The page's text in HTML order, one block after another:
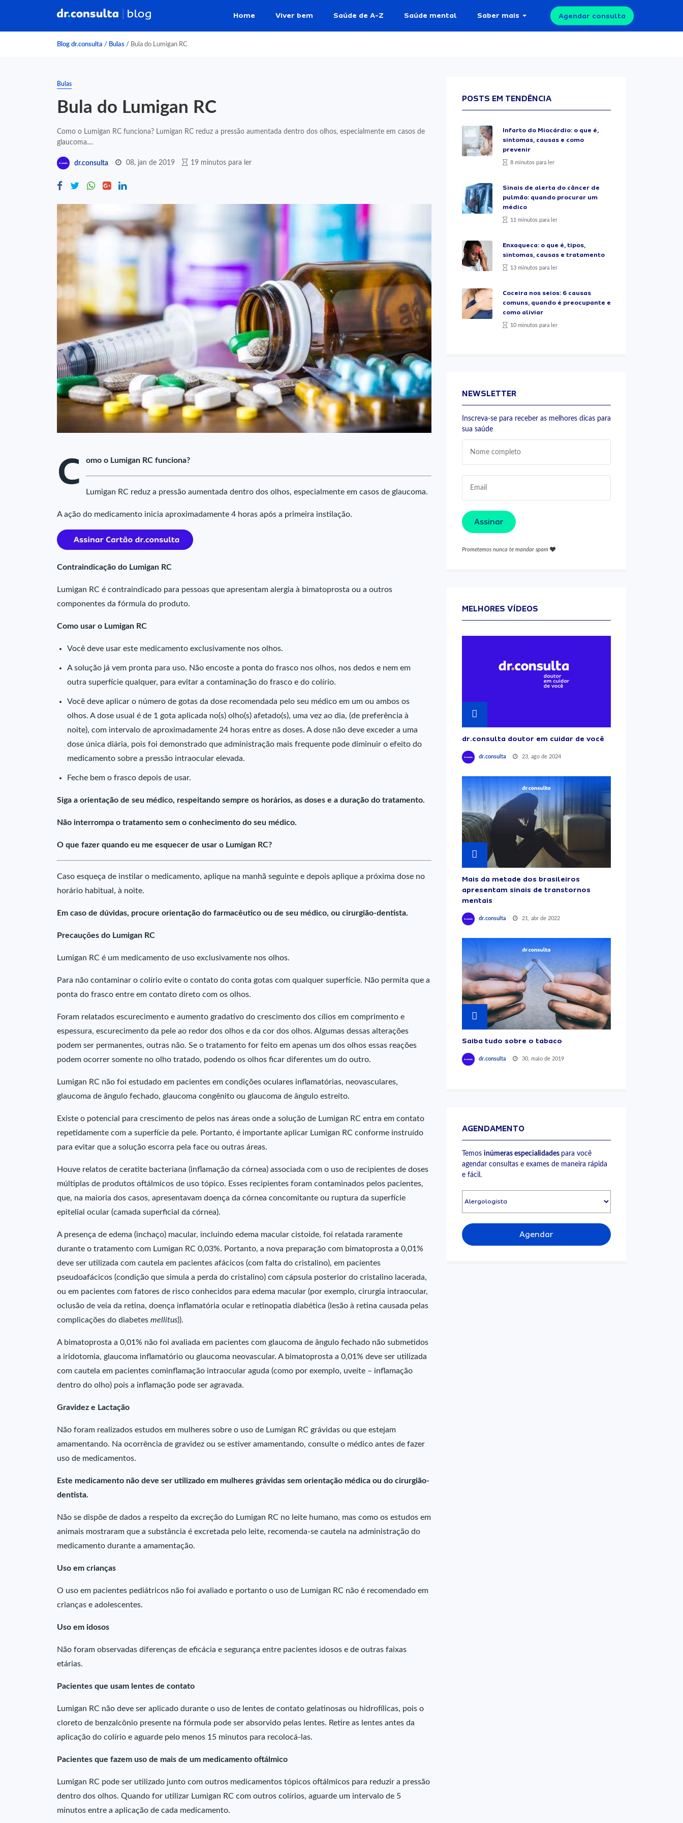
Home Viver bem Saúde de A-Z Saúde mental Saber mais Agendar consulta
Blog dr.consulta / Bulas / Bula do Lumigan RC
Bulas
Bula do Lumigan RC
Como o Lumigan RC funciona? Lumigan RC reduz a pressão aumentada dentro dos olhos, especialmente em casos de
glaucoma....
dr.consulta 08, jan de 2019 19 minutos para ler
C omo o Lumigan RC funciona?
Lumigan RC reduz a pressão aumentada dentro dos olhos, especialmente em casos de glaucoma.
A ação do medicamento inicia aproximadamente 4 horas após a primeira instilação.
Contraindicação do Lumigan RC
Lumigan RC é contraindicado para pessoas que apresentam alergia à bimatoprosta ou a outros
componentes da fórmula do produto.
Como usar o Lumigan RC
Você deve usar este medicamento exclusivamente nos olhos.
A solução já vem pronta para uso. Não encoste a ponta do frasco nos olhos, nos dedos e nem em
outra superfície qualquer, para evitar a contaminação do frasco e do colírio.
Você deve aplicar o número de gotas da dose recomendada pelo seu médico em um ou ambos os
olhos. A dose usual é de 1 gota aplicada no(s) olho(s) afetado(s), uma vez ao dia, (de preferência à
noite), com intervalo de aproximadamente 24 horas entre as doses. A dose não deve exceder a uma
dose única diária, pois foi demonstrado que administração mais frequente pode diminuir o efeito do
medicamento sobre a pressão intraocular elevada.
Feche bem o frasco depois de usar.
Siga a orientação de seu médico, respeitando sempre os horários, as doses e a duração do tratamento.
Não interrompa o tratamento sem o conhecimento do seu médico.
O que fazer quando eu me esquecer de usar o Lumigan RC?
Caso esqueça de instilar o medicamento, aplique na manhã seguinte e depois aplique a próxima dose no
horário habitual, à noite.
Em caso de dúvidas, procure orientação do farmacêutico ou de seu médico, ou cirurgião-dentista.
Precauções do Lumigan RC
Lumigan RC é um medicamento de uso exclusivamente nos olhos.
Para não contaminar o colírio evite o contato do conta gotas com qualquer superfície. Não permita que a
ponta do frasco entre em contato direto com os olhos.
Foram relatados escurecimento e aumento gradativo do crescimento dos cílios em comprimento e
espessura, escurecimento da pele ao redor dos olhos e da cor dos olhos. Algumas dessas alterações
podem ser permanentes, outras não. Se o tratamento for feito em apenas um dos olhos essas reações
podem ocorrer somente no olho tratado, podendo os olhos ficar diferentes um do outro.
Lumigan RC não foi estudado em pacientes em condições oculares inflamatórias, neovasculares,
glaucoma de ângulo fechado, glaucoma congênito ou glaucoma de ângulo estreito.
Existe o potencial para crescimento de pelos nas áreas onde a solução de Lumigan RC entra em contato
repetidamente com a superfície da pele. Portanto, é importante aplicar Lumigan RC conforme instruído
para evitar que a solução escorra pela face ou outras áreas.
Houve relatos de ceratite bacteriana (inflamação da córnea) associada com o uso de recipientes de doses
múltiplas de produtos oftálmicos de uso tópico. Esses recipientes foram contaminados pelos pacientes,
que, na maioria dos casos, apresentavam doença da córnea concomitante ou ruptura da superfície
epitelial ocular (camada superficial da córnea).
A presença de edema (inchaço) macular, incluindo edema macular cistoide, foi relatada raramente
durante o tratamento com Lumigan RC 0,03%. Portanto, a nova preparação com bimatoprosta a 0,01%
deve ser utilizada com cautela em pacientes afácicos (com falta do cristalino), em pacientes
pseudoafácicos (condição que simula a perda do cristalino) com cápsula posterior do cristalino lacerada,
ou em pacientes com fatores de risco conhecidos para edema macular (por exemplo, cirurgia intraocular,
oclusão de veia da retina, doença inflamatória ocular e retinopatia diabética (lesão à retina causada pelas
complicações do diabetes mellitus)).
A bimatoprosta a 0,01% não foi avaliada em pacientes com glaucoma de ângulo fechado não submetidos
a iridotomia, glaucoma inflamatório ou glaucoma neovascular. A bimatoprosta a 0,01% deve ser utilizada
com cautela em pacientes cominflamação intraocular aguda (como por exemplo, uveíte – inflamação
dentro do olho) pois a inflamação pode ser agravada.
Gravidez e Lactação
Não foram realizados estudos em mulheres sobre o uso de Lumigan RC grávidas ou que estejam
amamentando. Na ocorrência de gravidez ou se estiver amamentando, consulte o médico antes de fazer
uso de medicamentos.
Este medicamento não deve ser utilizado em mulheres grávidas sem orientação médica ou do cirurgião-
dentista.
Não se dispõe de dados a respeito da excreção do Lumigan RC no leite humano, mas como os estudos em
animais mostraram que a substância é excretada pelo leite, recomenda-se cautela na administração do
medicamento durante a amamentação.
Uso em crianças
O uso em pacientes pediátricos não foi avaliado e portanto o uso de Lumigan RC não é recomendado em
crianças e adolescentes.
Uso em idosos
Não foram observadas diferenças de eficácia e segurança entre pacientes idosos e de outras faixas
etárias.
Pacientes que usam lentes de contato
Lumigan RC não deve ser aplicado durante o uso de lentes de contato gelatinosas ou hidrofílicas, pois o
cloreto de benzalcônio presente na fórmula pode ser absorvido pelas lentes. Retire as lentes antes da
aplicação do colírio e aguarde pelo menos 15 minutos para recolocá-las.
Pacientes que fazem uso de mais de um medicamento oftálmico
Lumigan RC pode ser utilizado junto com outros medicamentos tópicos oftálmicos para reduzir a pressão
dentro dos olhos. Quando for utilizar Lumigan RC com outros colírios, aguarde um intervalo de 5
minutos entre a aplicação de cada medicamento.
POSTS EM TENDÊNCIA
Infarto do Miocárdio: o que é,
sintomas, causas e como
prevenir
8 minutos para ler
Sinais de alerta do câncer de
pulmão: quando procurar um
médico
11 minutos para ler
Enxaqueca: o que é, tipos,
sintomas, causas e tratamento
13 minutos para ler
Coceira nos seios: 6 causas
comuns, quando é preocupante e
como aliviar
10 minutos para ler
NEWSLETTER
Inscreva-se para receber as melhores dicas para
sua saúde
Assinar
Prometemos nunca te mandar spam
MELHORES VÍDEOS
dr.consulta doutor em cuidar de você
dr.consulta 23, ago de 2024
Mais da metade dos brasileiros
apresentam sinais de transtornos
mentais
dr.consulta 21, abr de 2022
Saiba tudo sobre o tabaco
dr.consulta 30, maio de 2019
AGENDAMENTO
Temos inúmeras especialidades para você
agendar consultas e exames de maneira rápida
e fácil.
Agendar